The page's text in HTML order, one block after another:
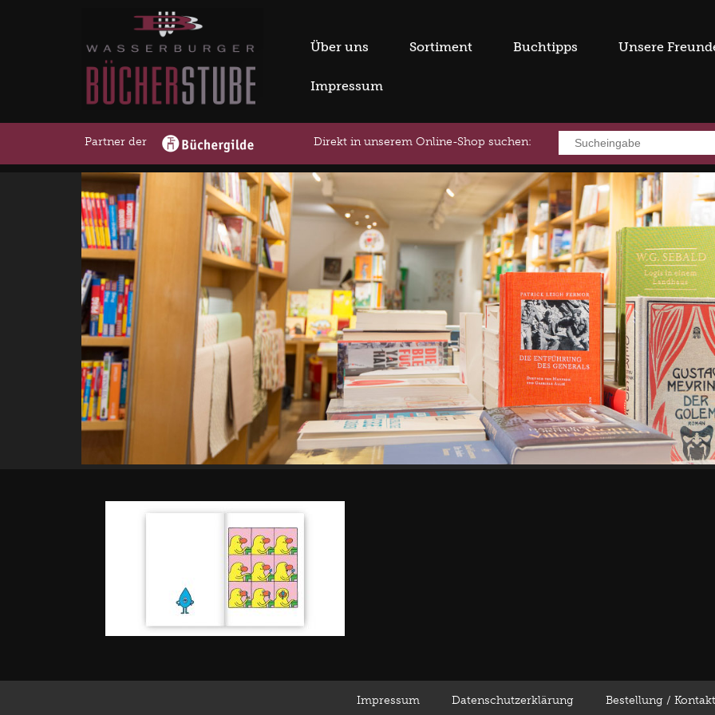
Über uns Sortiment Buchtipps Unsere
Impressum
Partner der Direkt in unserem Online-Shop suchen:
Impressum Datenschutzerklärung Bestellung / Kontakt